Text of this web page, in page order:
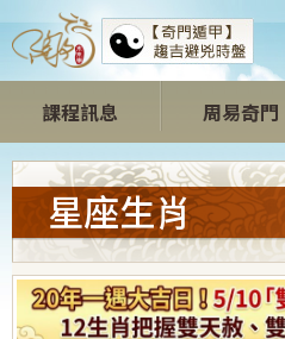
課程訊息 周易奇門
開心開運區
星座生肖